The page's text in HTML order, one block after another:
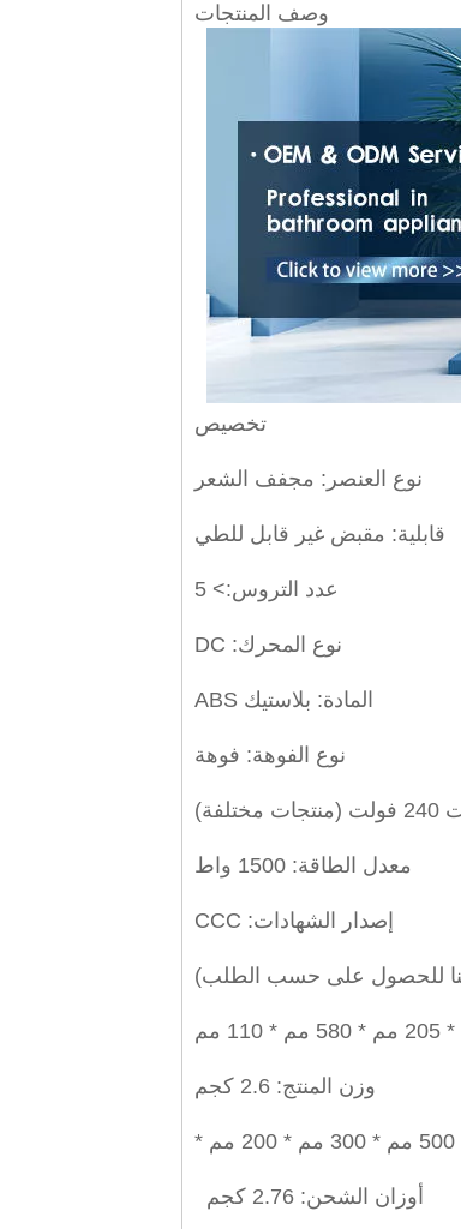
وصف المنتجات
تخصيص
نوع العنصر: مجفف الشعر
قابلية: مقبض غير قابل للطي
عدد التروس:> 5
نوع المحرك: DC
المادة: بلاستيك ABS
نوع الفوهة: فوهة
معدل الطاقة: 1500 واط
إصدار الشهادات: CCC
وزن المنتج: 2.6 كجم
أوزان الشحن: 2.76 كجم